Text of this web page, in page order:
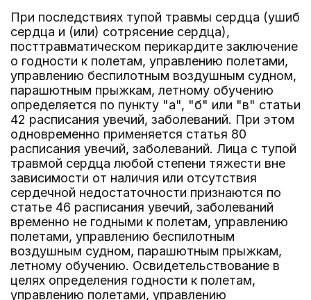
При последствиях тупой травмы сердца (ушиб
сердца и (или) сотрясение сердца),
посттравматическом перикардите заключение
о годности к полетам, управлению полетами,
управлению беспилотным воздушным судном,
парашютным прыжкам, летному обучению
определяется по пункту "а", "б" или "в" статьи
42 расписания увечий, заболеваний. При этом
одновременно применяется статья 80
расписания увечий, заболеваний. Лица с тупой
травмой сердца любой степени тяжести вне
зависимости от наличия или отсутствия
сердечной недостаточности признаются по
статье 46 расписания увечий, заболеваний
временно не годными к полетам, управлению
полетами, управлению беспилотным
воздушным судном, парашютным прыжкам,
летному обучению. Освидетельствование в
целях определения годности к полетам,
управлению полетами, управлению